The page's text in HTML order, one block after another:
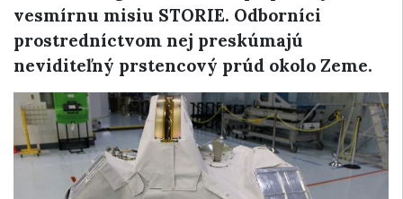
vesmírnu misiu STORIE. Odborníci
prostredníctvom nej preskúmajú
neviditeľný prstencový prúd okolo Zeme.